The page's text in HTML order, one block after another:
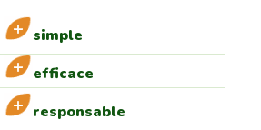
simple
efficace
responsable